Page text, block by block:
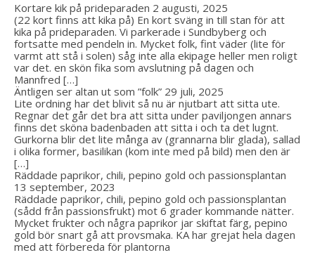
Kortare kik på prideparaden 2 augusti, 2025
(22 kort finns att kika på) En kort sväng in till stan för att
kika på prideparaden. Vi parkerade i Sundbyberg och
fortsatte med pendeln in. Mycket folk, fint väder (lite för
varmt att stå i solen) såg inte alla ekipage heller men roligt
var det. en skön fika som avslutning på dagen och
Mannfred […]
Äntligen ser altan ut som ”folk” 29 juli, 2025
Lite ordning har det blivit så nu är njutbart att sitta ute.
Regnar det går det bra att sitta under paviljongen annars
finns det sköna badenbaden att sitta i och ta det lugnt.
Gurkorna blir det lite många av (grannarna blir glada), sallad
i olika former, basilikan (kom inte med på bild) men den är
[…]
Räddade paprikor, chili, pepino gold och passionsplantan
13 september, 2023
Räddade paprikor, chili, pepino gold och passionsplantan
(sådd från passionsfrukt) mot 6 grader kommande nätter.
Mycket frukter och några paprikor jar skiftat färg, pepino
gold bör snart gå att provsmaka. KA har grejat hela dagen
med att förbereda för plantorna